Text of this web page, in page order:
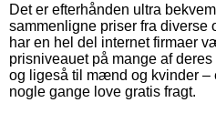
Det er efterhånden ultra
sammenligne priser fra diverse
har en hel del internet firmaer
prisniveauet på mange af
og ligeså til mænd og kvinder –
nogle gange love gratis fragt.